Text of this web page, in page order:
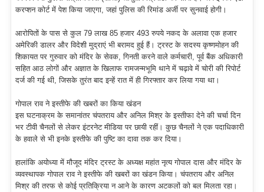
करप्शन कोर्ट में पेश किया जाएगा, जहां पुलिस की रिमांड अर्जी पर सुनवाई होगी।
आरोपितों के पास से कुल 79 लाख 85 हजार 493 रुपये नकद के अलावा एक हजार
अमेरिकी डालर और विदेशी मुद्राएं भी बरामद हुई हैं। ट्रस्ट के सदस्य कृष्णमोहन की
शिकायत पर गुरुवार को मंदिर के सेवक, गिनती करने वाले कर्मचारी, पूर्व बैंक अधिकारी
सहित आठ लोगों और अज्ञात के खिलाफ रामजन्मभूमि थाने में चढ़ावे में चोरी की रिपोर्ट
दर्ज की गई थी, जिसके तुरंत बाद इन्हें रात में ही गिरफ्तार कर लिया गया था।
गोपाल राव ने इस्तीफे की खबरों का किया खंडन
इस घटनाक्रम के समानांतर चंपतराय और अनिल मिश्र के इस्तीफा देने की चर्चा दिन
भर टीवी चैनलों से लेकर इंटरनेट मीडिया पर छायी रहीं। कुछ चैनलों ने एक पदाधिकारी
के हवाले से भी इनके इस्तीफे की पुष्टि का दावा तक कर दिया।
हालांकि अयोध्या में मौजूद मंदिर ट्रस्ट के अध्यक्ष महांत नृत्य गोपाल दास और मंदिर के
व्यवस्थापक गोपाल राव ने इस्तीफे की खबरों का खंडन किया। चंपतराय और अनिल
मिश्र की तरफ से कोई प्रतिक्रिया न आने के कारण अटकलों को बल मिलता रहा।